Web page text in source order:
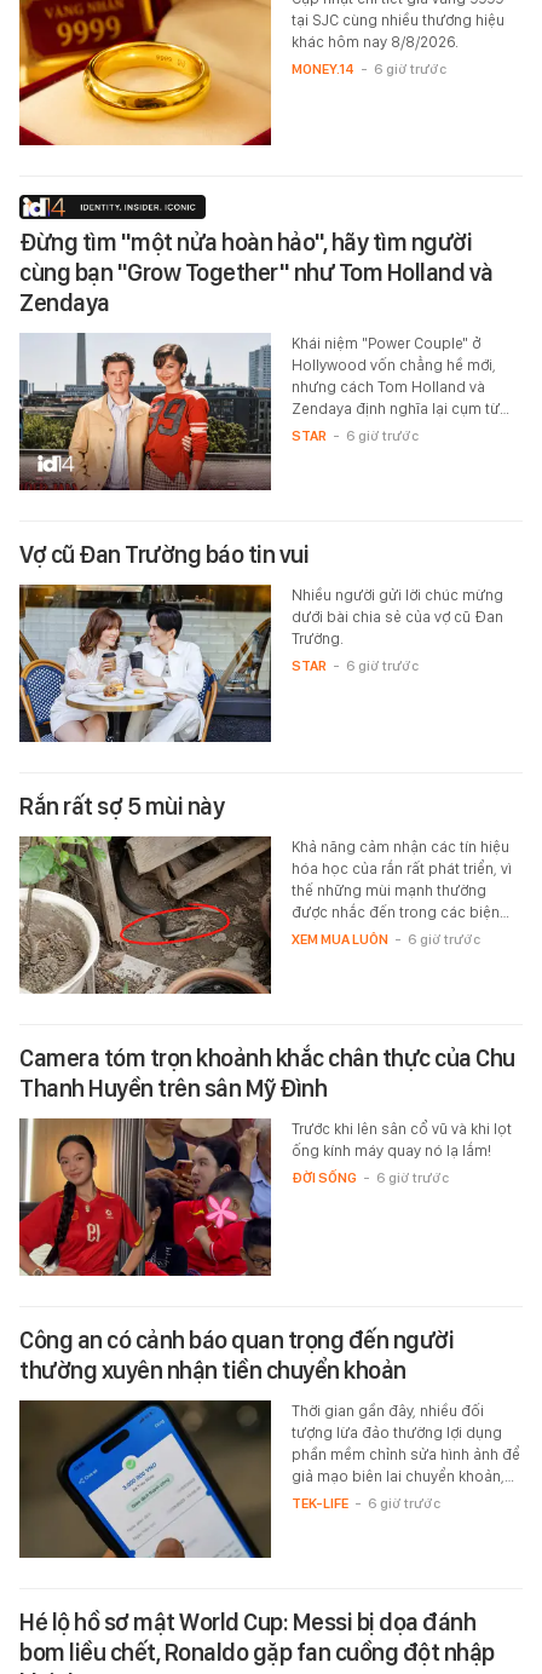
tại SJC cùng nhiều thương hiệu
khác hôm nay 8/8/2026.
MONEY.14 - 6 giờ trước
Đừng tìm "một nửa hoàn hảo", hãy tìm người
cùng bạn "Grow Together" như Tom Holland và
Zendaya
Khái niệm "Power Couple" ở
Hollywood vốn chẳng hề mới,
nhưng cách Tom Holland và
Zendaya định nghĩa lại cụm từ…
STAR - 6 giờ trước
Vợ cũ Đan Trường báo tin vui
Nhiều người gửi lời chúc mừng
dưới bài chia sẻ của vợ cũ Đan
Trường.
STAR - 6 giờ trước
Rắn rất sợ 5 mùi này
Khả năng cảm nhận các tín hiệu
hóa học của rắn rất phát triển, vì
thế những mùi mạnh thường
được nhắc đến trong các biện…
XEM MUA LUÔN - 6 giờ trước
Camera tóm trọn khoảnh khắc chân thực của Chu
Thanh Huyền trên sân Mỹ Đình
Trước khi lên sân cổ vũ và khi lọt
ống kính máy quay nó lạ lắm!
ĐỜI SỐNG - 6 giờ trước
Công an có cảnh báo quan trọng đến người
thường xuyên nhận tiền chuyển khoản
Thời gian gần đây, nhiều đối
tượng lừa đảo thường lợi dụng
phần mềm chỉnh sửa hình ảnh để
giả mạo biên lai chuyển khoản,…
TEK-LIFE - 6 giờ trước
Hé lộ hồ sơ mật World Cup: Messi bị dọa đánh
bom liều chết, Ronaldo gặp fan cuồng đột nhập